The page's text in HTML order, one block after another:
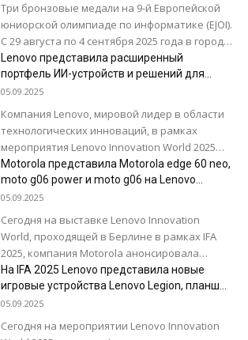
Три бронзовые медали на 9-й Европейской
юниорской олимпиаде по информатике (EJOI).
С 29 августа по 4 сентября 2025 года в городе
Шумен, Республика Болгария, прошла...
Lenovo представила расширенный
портфель ИИ-устройств и решений для
корпоративного сектора
05.09.2025
Компания Lenovo, мировой лидер в области
технологических инноваций, в рамках
мероприятия Lenovo Innovation World 2025
представила серию интеллектуальных
продуктов и сервисов, разработанных для
внедрения...
Motorola представила Motorola edge 60 neo,
moto g06 power и moto g06 на Lenovo
Innovation World в рамках IFA 2025
05.09.2025
Сегодня на выставке Lenovo Innovation
World, проходящей в Берлине в рамках IFA
2025, компания Motorola анонсировала
новое поколение устройств Motorola edge и
moto g,...
На IFA 2025 Lenovo представила новые
игровые устройства Lenovo Legion, планшет
и ПО с искусственным интеллектом
05.09.2025
Сегодня на мероприятии Lenovo Innovation